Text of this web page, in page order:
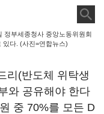
정부세종청사 중앙노동위원회
있다. (사진=연합뉴스)
리 (반도체 위탁생
와 공유해야 한다
중 70%를 모든 D